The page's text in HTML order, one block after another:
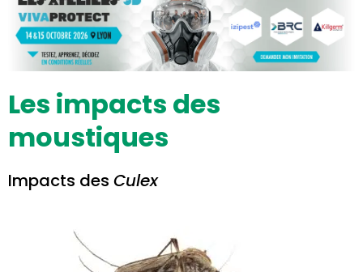
Les impacts des
moustiques
Impacts des Culex